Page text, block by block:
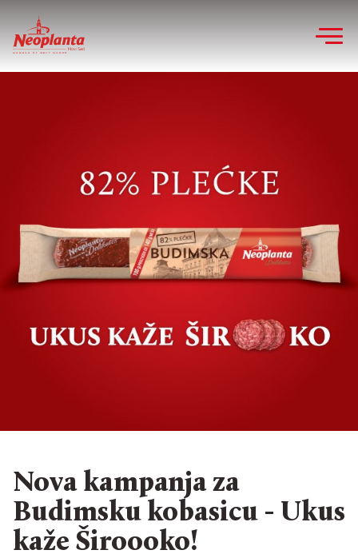
Nova kampanja za
Budimsku kobasicu - Ukus
kaže Široooko!